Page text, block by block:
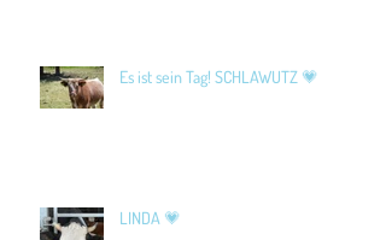
Es ist sein Tag! SCHLAWUTZ 💗
LINDA 💗